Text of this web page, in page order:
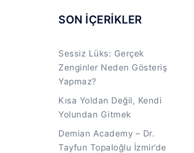
SON İÇERİKLER
Sessiz Lüks: Gerçek
Zenginler Neden Gösteriş
Yapmaz?
Kısa Yoldan Değil, Kendi
Yolundan Gitmek
Demian Academy – Dr.
Tayfun Topaloğlu İzmir’de